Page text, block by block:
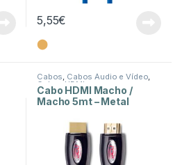
5,55€
⬤
Cabos, Cabos Áudio e Vídeo,
Cabos HDMI
Cabo HDMI Macho /
Macho 5mt – Metal